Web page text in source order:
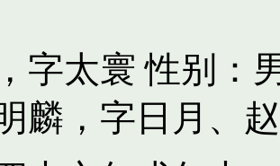
字太寰 性别：
麟，字日月 、